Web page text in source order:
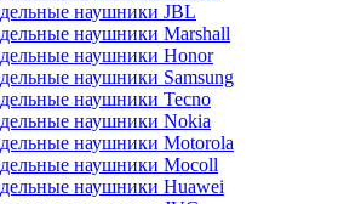
наушники JBL
наушники Marshall
наушники Honor
наушники Samsung
наушники Tecno
наушники Nokia
наушники Motorola
наушники Mocoll
наушники Huawei